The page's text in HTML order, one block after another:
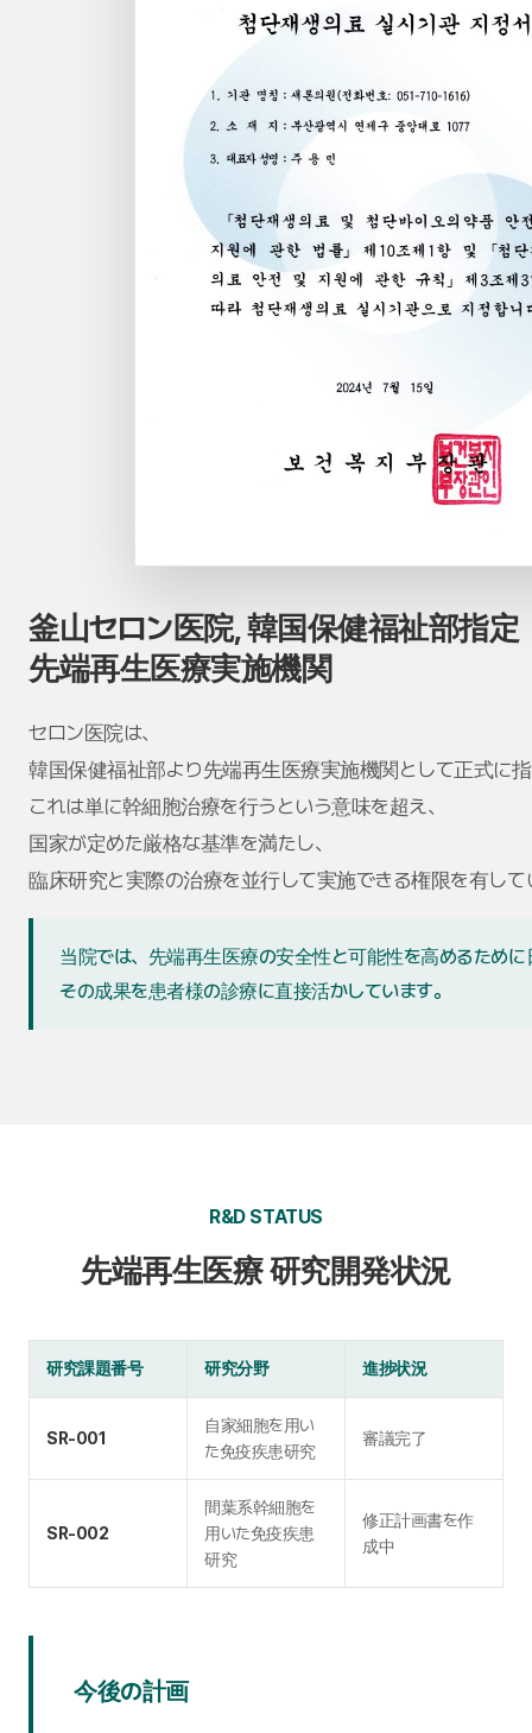
釜山セロン医院, 韓国保健福祉部指定
先端再生医療実施機関
セロン医院は、
韓国保健福祉部より先端再生医療実施機関として正式に
これは単に幹細胞治療を行うという意味を超え、
国家が定めた厳格な基準を満たし、
臨床研究と実際の治療を並行して実施できる権限を有して
当院では、先端再生医療の安全性と可能性を高めるため
その成果を患者様の診療に直接活かしています。
R&D STATUS
先端再生医療 研究開発状況
研究課題番号 研究分野 進捗状況
SR-001
自家細胞を用い
た免疫疾患研究
審議完了
SR-002
間葉系幹細胞を
用いた免疫疾患
研究
修正計画書を作
成中
今後の計画